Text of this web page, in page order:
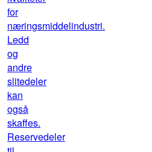
for
næringsmiddelindustri.
Ledd
og
andre
slitedeler
kan
også
skaffes.
Reservedeler